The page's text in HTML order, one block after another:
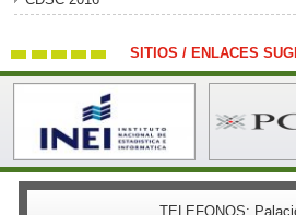
SITIOS / ENLACES
TELEFONOS: